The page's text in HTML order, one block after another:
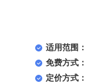
适用范围：
免费方式：
定价方式：